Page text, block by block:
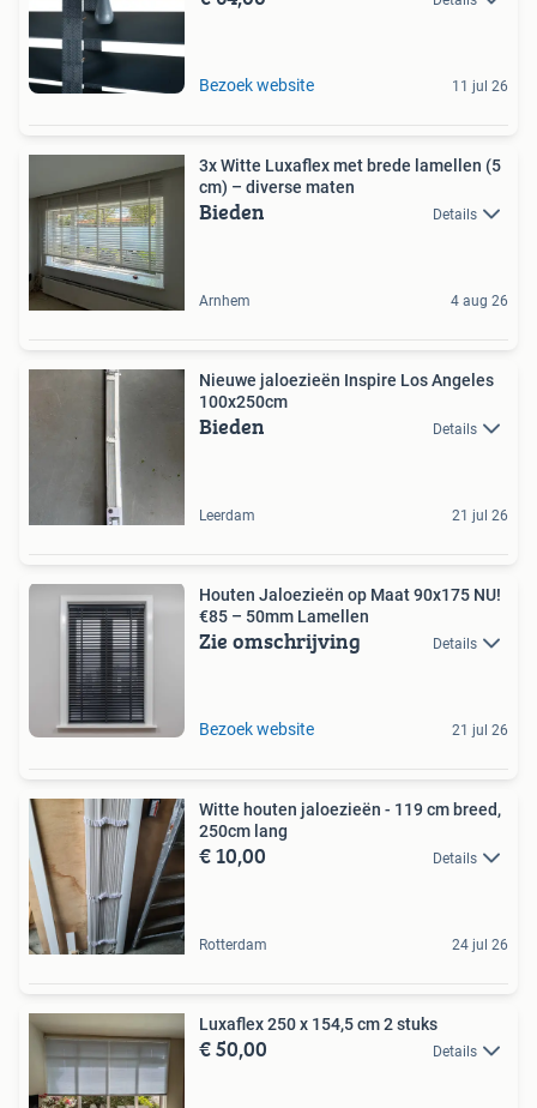
Bezoek website 11 jul 26
3x Witte Luxaflex met brede lamellen (5
cm) – diverse maten
Bieden Details
Arnhem 4 aug 26
Nieuwe jaloezieën Inspire Los Angeles
100x250cm
Bieden Details
Leerdam 21 jul 26
Houten Jaloezieën op Maat 90x175 NU!
€85 – 50mm Lamellen
Zie omschrijving Details
Bezoek website 21 jul 26
Witte houten jaloezieën - 119 cm breed,
250cm lang
€ 10,00 Details
Rotterdam 24 jul 26
Luxaflex 250 x 154,5 cm 2 stuks
€ 50,00 Details